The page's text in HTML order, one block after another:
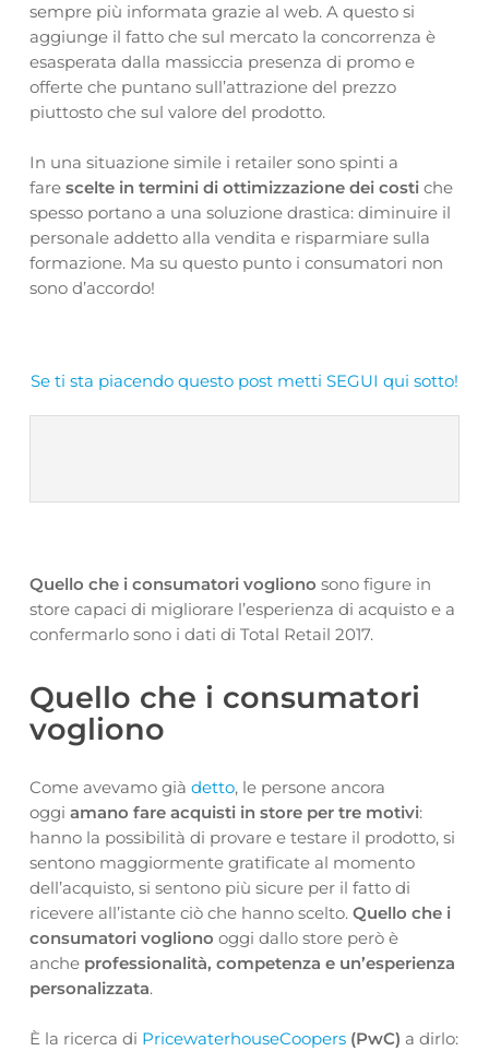
sempre più informata grazie al web. A questo si
aggiunge il fatto che sul mercato la concorrenza è
esasperata dalla massiccia presenza di promo e
offerte che puntano sull’attrazione del prezzo
piuttosto che sul valore del prodotto.
In una situazione simile i retailer sono spinti a
farescelte in termini di ottimizzazione dei costiche
spesso portano a una soluzione drastica: diminuire il
personale addetto alla vendita e risparmiare sulla
formazione. Ma su questo punto i consumatori non
sono d’accordo!
Se ti sta piacendo questo post metti SEGUI qui sotto!
Quello che i consumatori vogliono sono figure in
store capaci di migliorare l’esperienza di acquisto e a
confermarlo sono i dati di Total Retail 2017.
Quello che i consumatori
vogliono
Come avevamo già detto, le persone ancora
oggi amano fare acquisti in store per tre motivi:
hanno la possibilità di provare e testare il prodotto, si
sentono maggiormente gratificate al momento
dell’acquisto, si sentono più sicure per il fatto di
ricevere all’istante ciò che hanno scelto. Quello che i
consumatori vogliono oggi dallo store però è
anche professionalità, competenza e un’esperienza
personalizzata.
È la ricerca di PricewaterhouseCoopers (PwC) a dirlo: